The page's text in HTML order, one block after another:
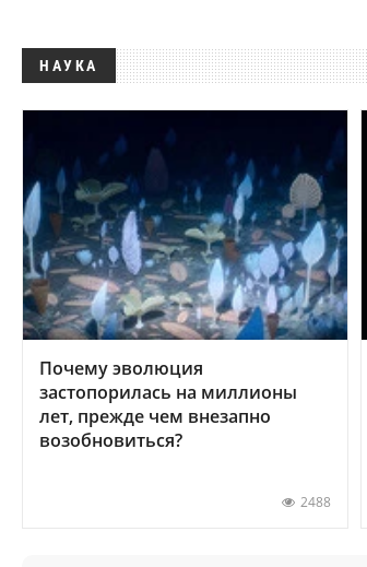
НАУКА
Почему эволюция
застопорилась на миллионы
лет, прежде чем внезапно
возобновиться?
2488